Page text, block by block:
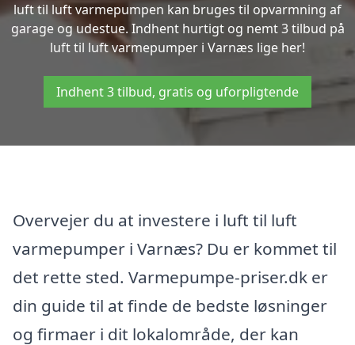
luft til luft varmepumpen kan bruges til opvarmning af
garage og udestue. Indhent hurtigt og nemt 3 tilbud på
luft til luft varmepumper i Varnæs lige her!
Indhent 3 tilbud, gratis og uforpligtende
Overvejer du at investere i luft til luft
varmepumper i Varnæs? Du er kommet til
det rette sted. Varmepumpe-priser.dk er
din guide til at finde de bedste løsninger
og firmaer i dit lokalområde, der kan